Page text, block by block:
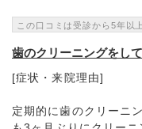
この口コミは受診から5年以
歯のクリーニングをし
[症状・来院理由]
定期的に歯のクリーニ